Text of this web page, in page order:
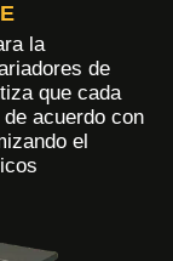
la
de
que cada
acuerdo con
el